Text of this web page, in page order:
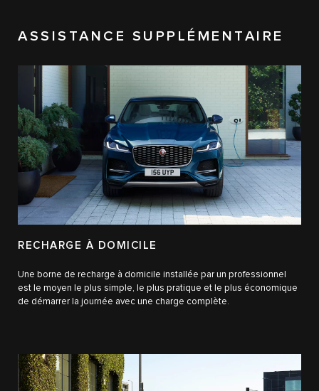
ASSISTANCE SUPPLÉMENTAIRE
RECHARGE À DOMICILE
Une borne de recharge à domicile installée par un professionnel
est le moyen le plus simple, le plus pratique et le plus économique
de démarrer la journée avec une charge complète.